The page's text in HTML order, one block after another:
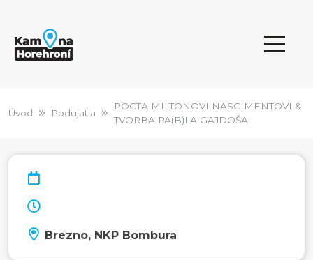
Úvod Podujatia
POCTA MILTONOVI NASCIMENTOVI &
TVORBA PA(B)LA GAJDOŠA
Brezno, NKP Bombura